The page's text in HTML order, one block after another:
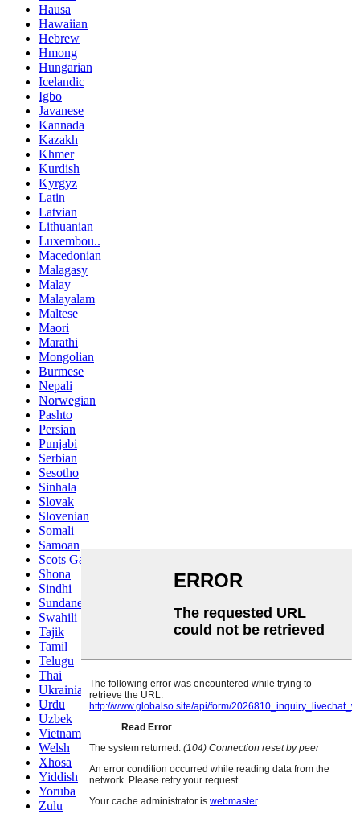
Hausa
Hawaiian
Hebrew
Hmong
Hungarian
Icelandic
Igbo
Javanese
Kannada
Kazakh
Khmer
Kurdish
Kyrgyz
Latin
Latvian
Lithuanian
Luxembou..
Macedonian
Malagasy
Malay
Malayalam
Maltese
Maori
Marathi
Mongolian
Burmese
Nepali
Norwegian
Pashto
Persian
Punjabi
Serbian
Sesotho
Sinhala
Slovak
Slovenian
Somali
Samoan
Scots Gaelic
Shona
Sindhi
Sundanese
Swahili
Tajik
Tamil
Telugu
Thai
Ukrainian
Urdu
Uzbek
Vietnamese
Welsh
Xhosa
Yiddish
Yoruba
Zulu